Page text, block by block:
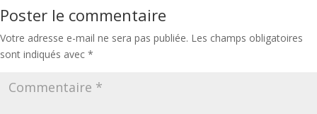
Poster le commentaire
Votre adresse e-mail ne sera pas publiée. Les champs obligatoires
sont indiqués avec *